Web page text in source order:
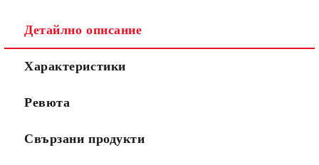
Съгласен съм сПолитиката за лични данни
Ние ще се свържем с вас в рамките на работния ден.
Детайлно описание
Характеристики
Ревюта
Свързани продукти